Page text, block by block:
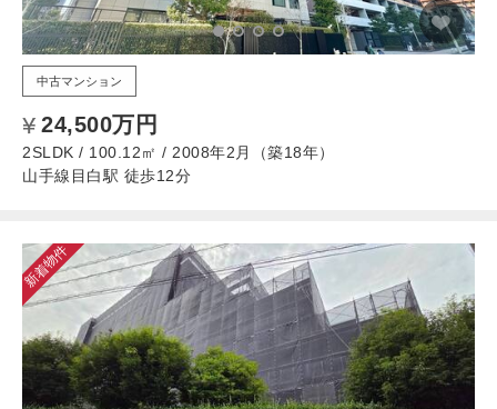
中古マンション
24,500万円
2SLDK / 100.12㎡ / 2008年2月（築18年）
山手線目白駅 徒歩12分
新着物件